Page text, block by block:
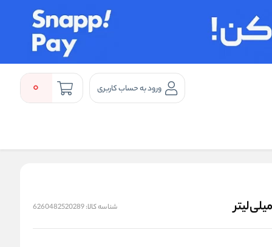
ورود به حساب کاربری 0
شناسه کالا:6260482520289